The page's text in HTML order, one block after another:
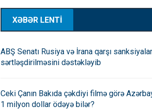
XƏBƏR LENTİ
ABŞ Senatı Rusiya və İrana qarşı
sərtləşdirilməsini dəstəkləyib
Ceki Çanın Bakıda çəkdiyi filmə görə
1 milyon dollar ödəyə bilər?